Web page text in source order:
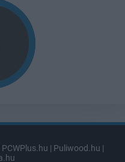
PCWPlus.hu | Puliwood.hu |